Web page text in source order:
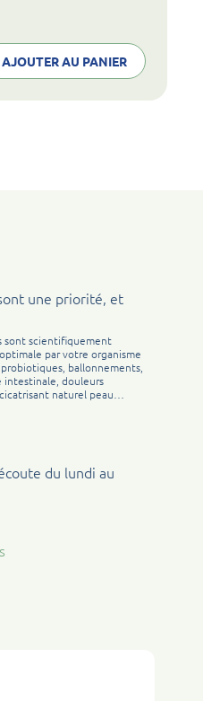
AJOUTER AU PANIER
une priorité, et
sont scientifiquement
par votre organisme
ballonnements,
intestinale, douleurs
naturel peau…
du lundi au